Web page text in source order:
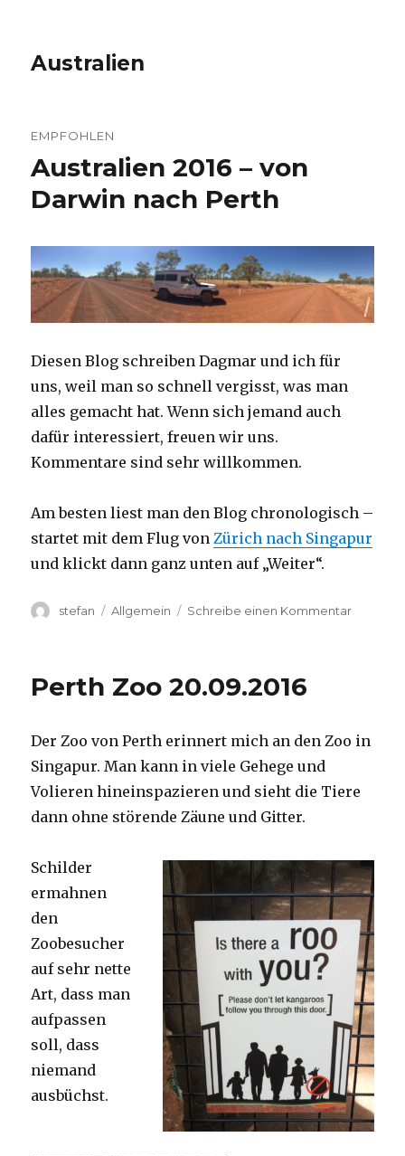
Australien
EMPFOHLEN
Australien 2016 – von
Darwin nach Perth
Diesen Blog schreiben Dagmar und ich für
uns, weil man so schnell vergisst, was man
alles gemacht hat. Wenn sich jemand auch
dafür interessiert, freuen wir uns.
Kommentare sind sehr willkommen.
Am besten liest man den Blog chronologisch –
startet mit dem Flug vonZürich nach Singapur
und klickt dann ganz unten auf „Weiter“.
Autor
stefan Kategorien
Allgemein Schreibe einen Kommentarzu
Perth
Perth Zoo 20.09.2016
Der Zoo von Perth erinnert mich an den Zoo in
Singapur. Man kann in viele Gehege und
Volieren hineinspazieren und sieht die Tiere
dann ohne störende Zäune und Gitter.
Schilder
ermahnen
den
Zoobesucher
auf sehr nette
Art, dass man
aufpassen
soll, dass
niemand
ausbüchst.